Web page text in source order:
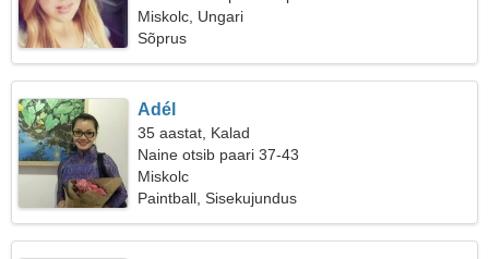
Miskolc, Ungari
Sõprus
Adél
35 aastat, Kalad
Naine otsib paari 37-43
Miskolc
Paintball, Sisekujundus